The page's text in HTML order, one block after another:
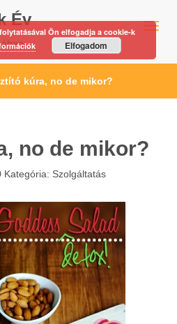
Év
kúra, no de mikor?
no de mikor?
Kategória: Szolgáltatás
Ön elfogadja a cookie-k
Elfogadom